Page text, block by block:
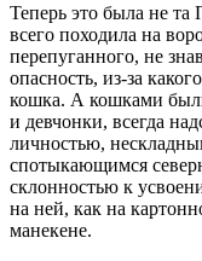
Теперь это была не
всего походила на
перепуганного, не
опасность, из-за
кошка. А кошками
и девчонки, всегда
личностью,
спотыкающимся
склонностью к
на ней, как на
манекене.